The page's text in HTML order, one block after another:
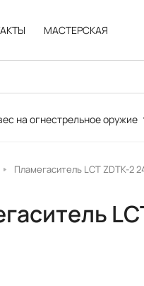
МАСТЕРСКАЯ
на огнестрельное оружие
Пламегаситель LCT ZDTK-2